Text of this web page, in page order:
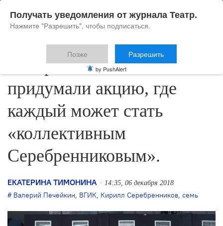
Валерий Печейкин: «Мы
придумали акцию, где
каждый может стать
«коллективным
Серебренниковым».
ЕКАТЕРИНА ТИМОНИНА 14:35, 06 декабря 2018
Валерий Печейкин, ВГИК, Кирилл Серебренников, семь
Получать уведомления от журнала Театр.
Нажмите "Разрешить", чтобы подписаться.
Позже Разрешить
by PushAlert